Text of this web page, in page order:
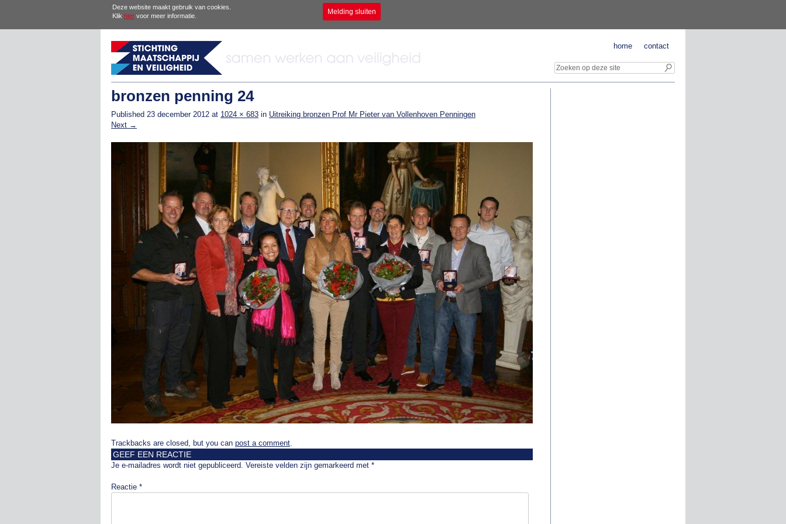
Deze website maakt gebruik van cookies.
Klik hier voor meer informatie. Melding sluiten
contact
home
bronzen penning 24
Published 23 december 2012 at 1024 × 683 in Uitreiking bronzen Prof Mr Pieter van Vollenhoven Penningen
Next →
Trackbacks are closed, but you can post a comment
GEEF EEN REACTIE
Je e-mailadres wordt niet gepubliceerd. Vereiste velden zijn gemarkeerd met *
Reactie *